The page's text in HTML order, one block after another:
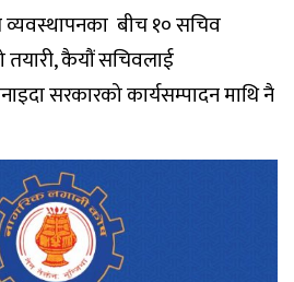
व्यवस्थापनका बीच १० सचिव
तयारी, कैयौं सचिवलाई
सरकारको कार्यसम्पादन माथि नै